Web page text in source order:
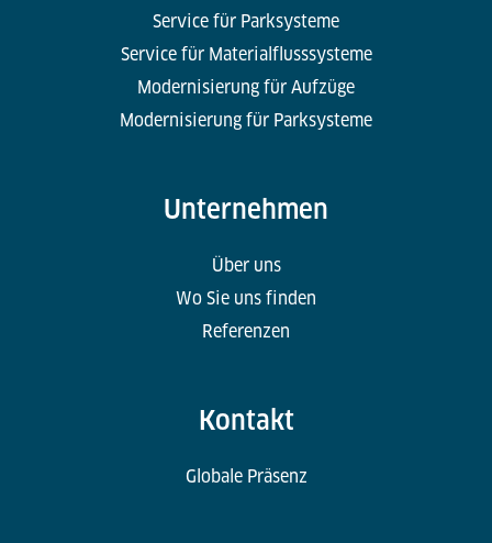
Service für Parksysteme
Service für Materialflusssysteme
Modernisierung für Aufzüge
Modernisierung für Parksysteme
Unternehmen
Über uns
Wo Sie uns finden
Referenzen
Kontakt
Globale Präsenz